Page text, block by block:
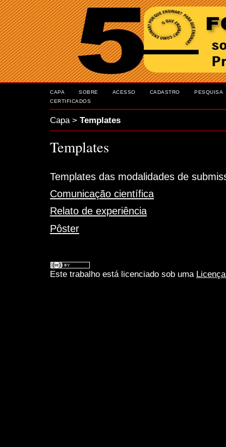
CAPA SOBRE ACESSO CADASTRO
PESQUISA
CERTIFICADOS
Capa> Templates
Templates
Templates das modalidades de
Comunicação científica
Relato de experiência
Pôster
Este trabalho está licenciado sob uma